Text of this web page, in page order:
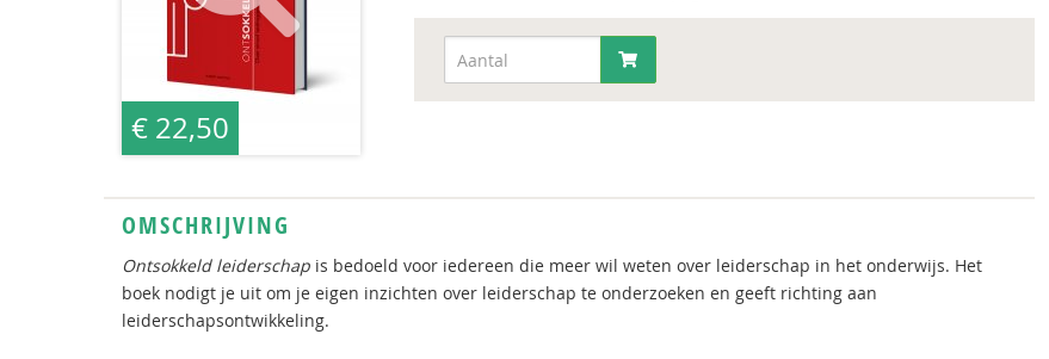
€ 22,50
OMSCHRIJVING
Ontsokkeld leiderschap is bedoeld voor iedereen die meer wil weten over leiderschap in het onderwijs. Het
boek nodigt je uit om je eigen inzichten over leiderschap te onderzoeken en geeft richting aan
leiderschapsontwikkeling.